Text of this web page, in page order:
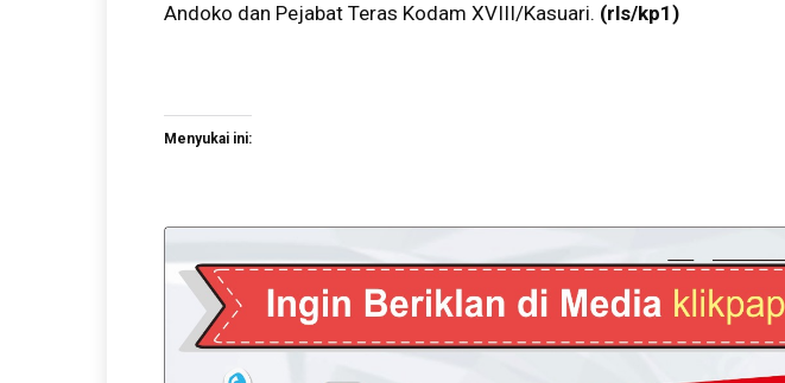
Andoko dan Pejabat Teras Kodam XVIII/Kasuari. (rls/kp1)
Menyukai ini: